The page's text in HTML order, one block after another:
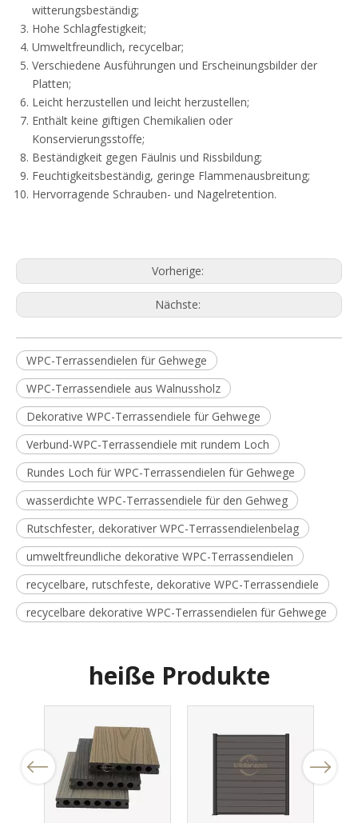
witterungsbeständig;
Hohe Schlagfestigkeit;
Umweltfreundlich, recycelbar;
Verschiedene Ausführungen und Erscheinungsbilder der
Platten;
Leicht herzustellen und leicht herzustellen;
Enthält keine giftigen Chemikalien oder
Konservierungsstoffe;
Beständigkeit gegen Fäulnis und Rissbildung;
Feuchtigkeitsbeständig, geringe Flammenausbreitung;
Hervorragende Schrauben- und Nagelretention.
Vorherige:
Nächste:
WPC-Terrassendielen für Gehwege
WPC-Terrassendiele aus Walnussholz
Dekorative WPC-Terrassendiele für Gehwege
Verbund-WPC-Terrassendiele mit rundem Loch
Rundes Loch für WPC-Terrassendielen für Gehwege
wasserdichte WPC-Terrassendiele für den Gehweg
Rutschfester, dekorativer WPC-Terrassendielenbelag
umweltfreundliche dekorative WPC-Terrassendielen
recycelbare, rutschfeste, dekorative WPC-Terrassendiele
recycelbare dekorative WPC-Terrassendielen für Gehwege
heiße Produkte
Previous Next